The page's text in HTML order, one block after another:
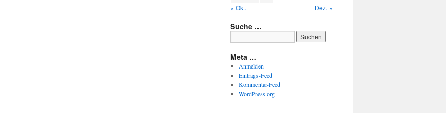
« Okt.
Dez. »
Suche …
Meta …
Anmelden
Eintrags-Feed
Kommentar-Feed
WordPress.org